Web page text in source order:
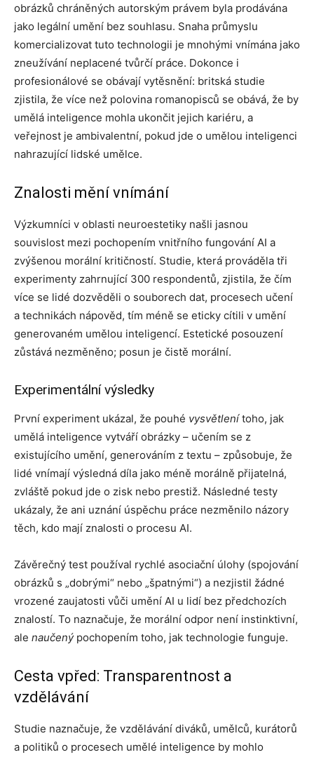
obrázků chráněných autorským právem byla prodávána
jako legální umění bez souhlasu. Snaha průmyslu
komercializovat tuto technologii je mnohými vnímána jako
zneužívání neplacené tvůrčí práce. Dokonce i
profesionálové se obávají vytěsnění: britská studie
zjistila, že více než polovina romanopisců se obává, že by
umělá inteligence mohla ukončit jejich kariéru, a
veřejnost je ambivalentní, pokud jde o umělou inteligenci
nahrazující lidské umělce.
Znalosti mění vnímání
Výzkumníci v oblasti neuroestetiky našli jasnou
souvislost mezi pochopením vnitřního fungování AI a
zvýšenou morální kritičností. Studie, která prováděla tři
experimenty zahrnující 300 respondentů, zjistila, že čím
více se lidé dozvěděli o souborech dat, procesech učení
a technikách nápověd, tím méně se eticky cítili v umění
generovaném umělou inteligencí. Estetické posouzení
zůstává nezměněno; posun je čistě morální.
Experimentální výsledky
První experiment ukázal, že pouhé vysvětlenítoho, jak
umělá inteligence vytváří obrázky – učením se z
existujícího umění, generováním z textu – způsobuje, že
lidé vnímají výsledná díla jako méně morálně přijatelná,
zvláště pokud jde o zisk nebo prestiž. Následné testy
ukázaly, že ani uznání úspěchu práce nezměnilo názory
těch, kdo mají znalosti o procesu AI.
Závěrečný test používal rychlé asociační úlohy (spojování
obrázků s „dobrými“ nebo „špatnými“) a nezjistil žádné
vrozené zaujatosti vůči umění AI u lidí bez předchozích
znalostí. To naznačuje, že morální odpor není instinktivní,
ale naučenýpochopením toho, jak technologie funguje.
Cesta vpřed: Transparentnost a
vzdělávání
Studie naznačuje, že vzdělávání diváků, umělců, kurátorů
a politiků o procesech umělé inteligence by mohlo